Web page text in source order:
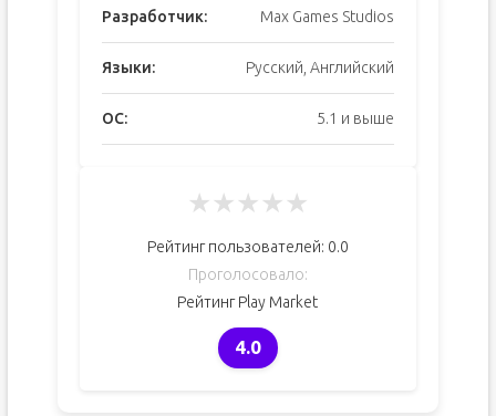
Разработчик: Max Games Studios
Языки: Русский, Английский
ОС: 5.1 и выше
★★★★★
Рейтинг пользователей: 0.0
Проголосовало:
Рейтинг Play Market
4.0